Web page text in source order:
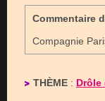
Commentaire
Compagnie
THÈME : Drôle